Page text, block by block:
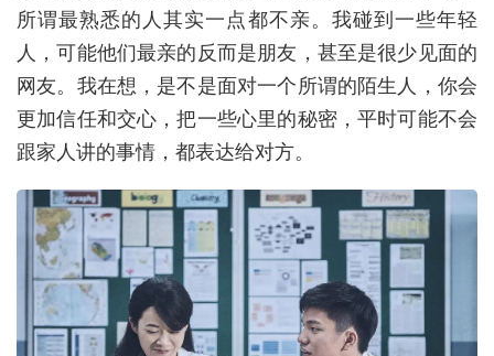
所谓最熟悉的人其实一点都不亲。我碰到一些年轻
人，可能他们最亲的反而是朋友，甚至是很少见面的
网友。我在想，是不是面对一个所谓的陌生人，你会
更加信任和交心，把一些心里的秘密，平时可能不会
跟家人讲的事情，都表达给对方。